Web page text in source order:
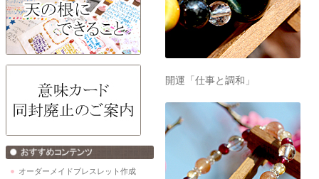
オーダーメイドブレスレット作成
開運「仕事と調和」